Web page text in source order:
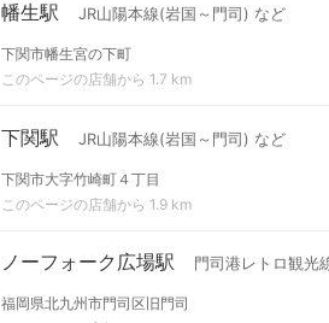
幡生駅 JR山陽本線(岩国～門司) など
下関市幡生宮の下町
このページの店舗から 1.7 km
下関駅 JR山陽本線(岩国～門司) など
下関市大字竹崎町４丁目
このページの店舗から 1.9 km
ノーフォーク広場駅 門司港レトロ観光
福岡県北九州市門司区旧門司